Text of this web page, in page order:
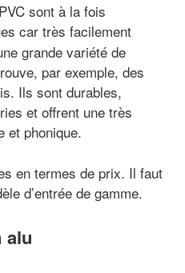
sont à la fois
car très facilement
grande variété de
par exemple, des
Ils sont durables,
et offrent une très
et phonique.
en termes de prix. Il faut
d’entrée de gamme.
alu